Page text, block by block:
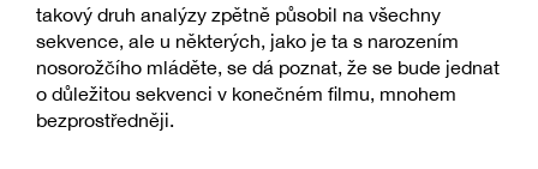
takový druh analýzy zpětně působil na všechny
sekvence, ale u některých, jako je ta s narozením
nosorožčího mláděte, se dá poznat, že se bude jednat
o důležitou sekvenci v konečném filmu, mnohem
bezprostředněji.